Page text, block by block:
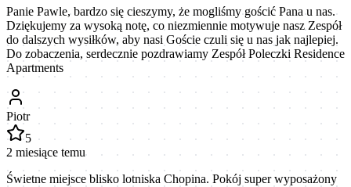
Panie Pawle, bardzo się cieszymy, że mogliśmy gościć Pana u nas.
Dziękujemy za wysoką notę, co niezmiennie motywuje nasz Zespół
do dalszych wysiłków, aby nasi Goście czuli się u nas jak najlepiej.
Do zobaczenia, serdecznie pozdrawiamy Zespół Poleczki Residence
Apartments
Piotr
5
2 miesiące temu
Świetne miejsce blisko lotniska Chopina. Pokój super wyposażony